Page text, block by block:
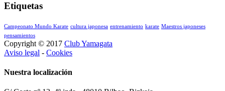
Etiquetas
Campeonato Mundo Karate cultura japonesa entrenamiento karate Maestros japoneses
pensamientos
Copyright © 2017 Club Yamagata
Aviso legal - Cookies
Nuestra localización